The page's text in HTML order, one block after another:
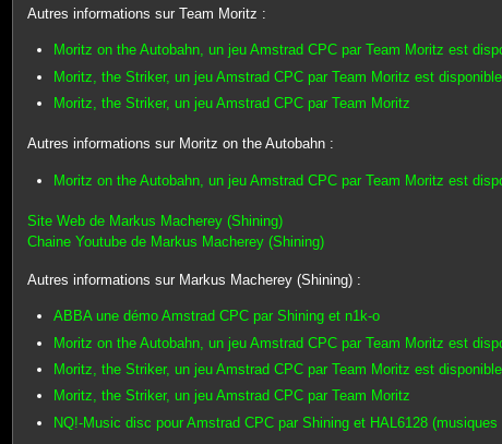
Autres informations sur Team Moritz :
Moritz on the Autobahn, un jeu Amstrad CPC par Team Moritz est
Moritz, the Striker, un jeu Amstrad CPC par Team Moritz est disponible
Moritz, the Striker, un jeu Amstrad CPC par Team Moritz
Autres informations sur Moritz on the Autobahn :
Moritz on the Autobahn, un jeu Amstrad CPC par Team Moritz est
Site Web de Markus Macherey (Shining)
Chaine Youtube de Markus Macherey (Shining)
Autres informations sur Markus Macherey (Shining) :
ABBA une démo Amstrad CPC par Shining et n1k-o
Moritz on the Autobahn, un jeu Amstrad CPC par Team Moritz est
Moritz, the Striker, un jeu Amstrad CPC par Team Moritz est disponible
Moritz, the Striker, un jeu Amstrad CPC par Team Moritz
NQ!-Music disc pour Amstrad CPC par Shining et HAL6128 (musiques